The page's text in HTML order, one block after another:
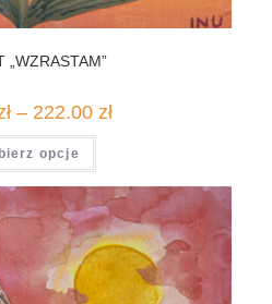
„WZRASTAM”
– 222.00 złZakres
222.00 zł
opcje
Ten
ma
wiele
wariantów.
Opcje
można
wybrać
na
stronie
produktu